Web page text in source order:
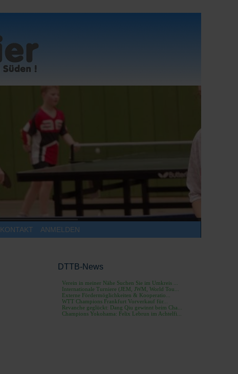
KONTAKT ANMELDEN
DTTB-News